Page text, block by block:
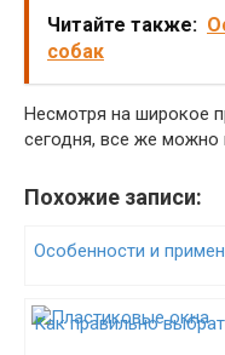
Читайте также:
собак
Несмотря на широкое
сегодня, все же можно
Похожие записи:
Особенности и
Как правильно